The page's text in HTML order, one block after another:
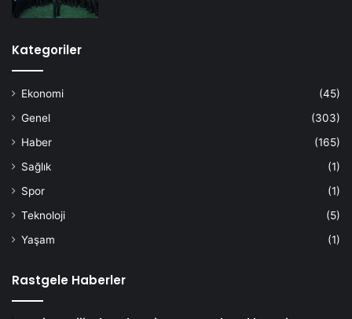
Kategoriler
Ekonomi
(45)
Genel
(303)
Haber
(165)
Sağlık
(1)
Spor
(1)
Teknoloji
(5)
Yaşam
(1)
Rastgele Haberler